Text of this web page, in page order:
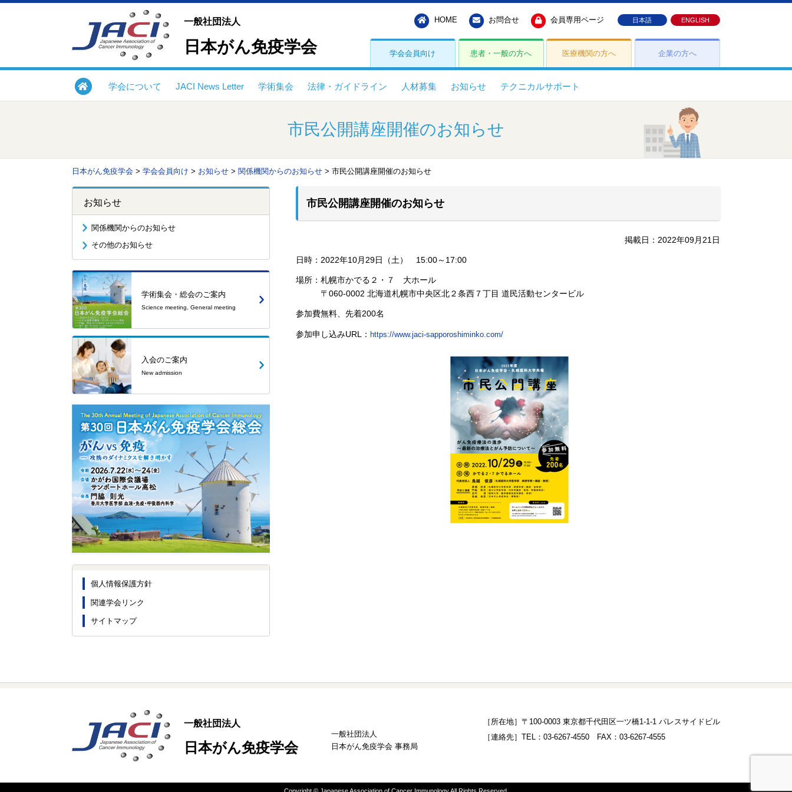
一般社団法人
日本がん免疫学会
HOME お問合せ 会員専用ページ 日本語 ENGLISH
学会会員向け 患者・一般の方へ 医療機関の方へ 企業の方へ
学会について JACI News Letter 学術集会 法律・ガイドライン 人材募集 お知らせ テクニカルサポート
市民公開講座開催のお知らせ
日本がん免疫学会 > 学会会員向け > お知らせ > 関係機関からのお知らせ > 市民公開講座開催のお知らせ
市民公開講座開催のお知らせ
掲載日：2022年09月21日
日時：2022年10月29日（土） 15:00～17:00
場所：札幌市かでる２・７ 大ホール
〒060-0002 北海道札幌市中央区北２条西７丁目 道民活動センタービル
参加費無料、先着200名
参加申し込みURL： https://www.jaci-sapporoshiminko.com/
お知らせ
関係機関からのお知らせ
その他のお知らせ
学術集会・総会のご案内
Science meeting, General meeting
入会のご案内
New admission
個人情報保護方針
関連学会リンク
サイトマップ
一般社団法人
日本がん免疫学会
一般社団法人
日本がん免疫学会 事務局
［所在地］〒100-0003 東京都千代田区一ツ橋1-1-1 パレスサイドビル
［連絡先］TEL：03-6267-4550 FAX：03-6267-4555